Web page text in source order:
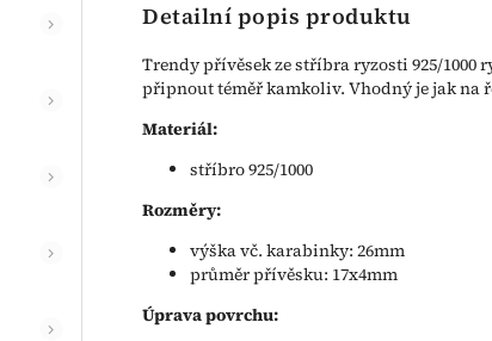
Detailní popis produktu
Trendy přívěsek ze stříbra ryzosti 925/1000
připnout téměř kamkoliv. Vhodný je jak na
Materiál:
stříbro 925/1000
Rozměry:
výška vč. karabinky: 26mm
průměr přívěsku: 17x4mm
Úprava povrchu: